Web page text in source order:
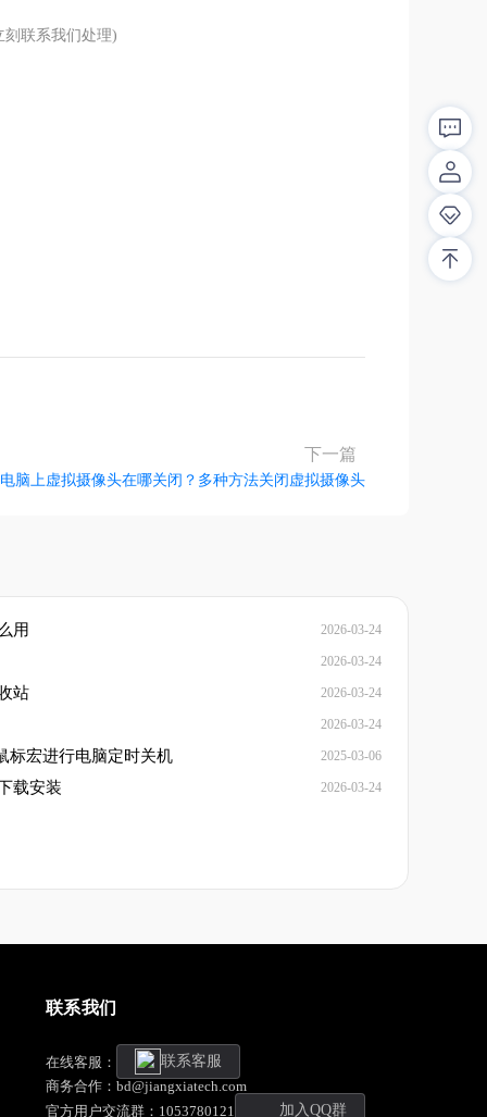
联系我们处理)
下一篇
电脑上虚拟摄像头在哪关闭？多种方法关闭虚拟摄像头
用 2026-03-24
2026-03-24
站 2026-03-24
2026-03-24
标宏进行电脑定时关机 2025-03-06
载安装 2026-03-24
联系我们
在线客服：
联系客服
商务合作：bd@jiangxiatech.com
官方用户交流群：1053780121
加入QQ群